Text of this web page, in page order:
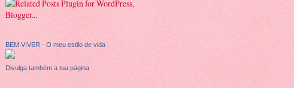
BEM VIVER - O meu estilo de vida
Divulga também a tua página